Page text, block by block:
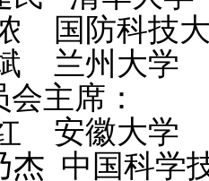
国防科技
兰州大学
主席：
安徽大
中国科学